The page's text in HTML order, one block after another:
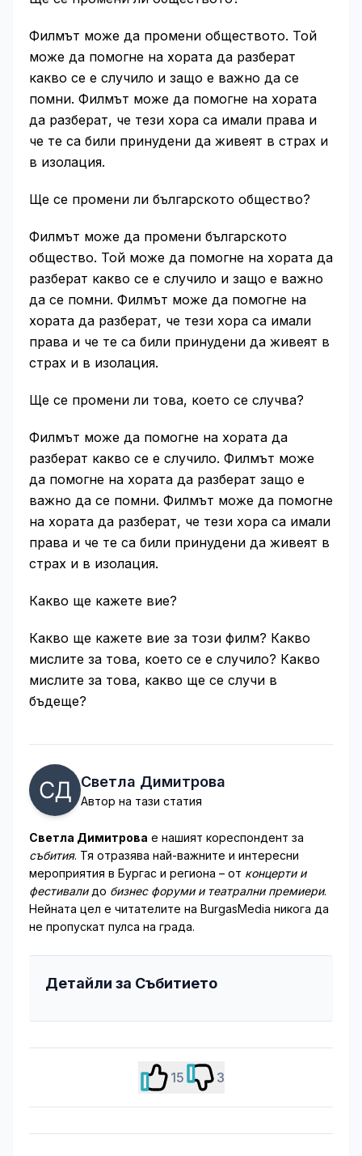
Филмът може да промени обществото. Той
може да помогне на хората да разберат
какво се е случило и защо е важно да се
помни. Филмът може да помогне на хората
да разберат, че тези хора са имали права и
че те са били принудени да живеят в страх и
в изолация.
Ще се промени ли българското общество?
Филмът може да промени българското
общество. Той може да помогне на хората да
разберат какво се е случило и защо е важно
да се помни. Филмът може да помогне на
хората да разберат, че тези хора са имали
права и че те са били принудени да живеят в
страх и в изолация.
Ще се промени ли това, което се случва?
Филмът може да помогне на хората да
разберат какво се е случило. Филмът може
да помогне на хората да разберат защо е
важно да се помни. Филмът може да помогне
на хората да разберат, че тези хора са имали
права и че те са били принудени да живеят в
страх и в изолация.
Какво ще кажете вие?
Какво ще кажете вие за този филм? Какво
мислите за това, което се е случило? Какво
мислите за това, какво ще се случи в
бъдеще?
Светла Димитрова
Автор на тази статия
Светла Димитрова е нашият кореспондент за
събития. Тя отразява най-важните и интересни
мероприятия в Бургас и региона – от концерти и
фестивалидо бизнес форуми и театрални премиери.
Нейната цел е читателите на BurgasMedia никога да
не пропускат пулса на града.
Детайли за Събитието
15 3